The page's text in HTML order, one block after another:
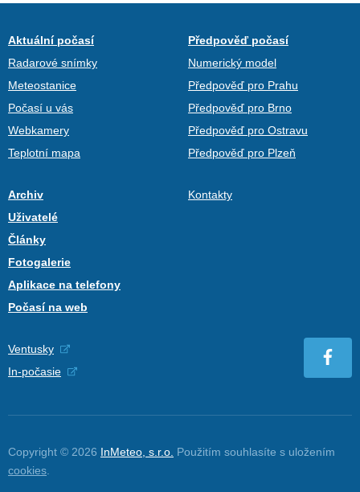
Aktuální počasí
Radarové snímky
Meteostanice
Počasí u vás
Webkamery
Teplotní mapa
Předpověď počasí
Numerický model
Předpověď pro Prahu
Předpověď pro Brno
Předpověď pro Ostravu
Předpověď pro Plzeň
Archiv
Uživatelé
Články
Fotogalerie
Aplikace na telefony
Počasí na web
Kontakty
Ventusky
In-počasie
Copyright © 2026 InMeteo, s.r.o. Použitím souhlasíte s uložením
cookies